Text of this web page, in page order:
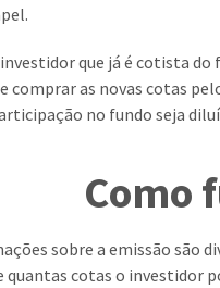
que já é cotista
comprar as novas cotas
no fundo seja
Como
sobre a emissão são
quantas cotas o investidor